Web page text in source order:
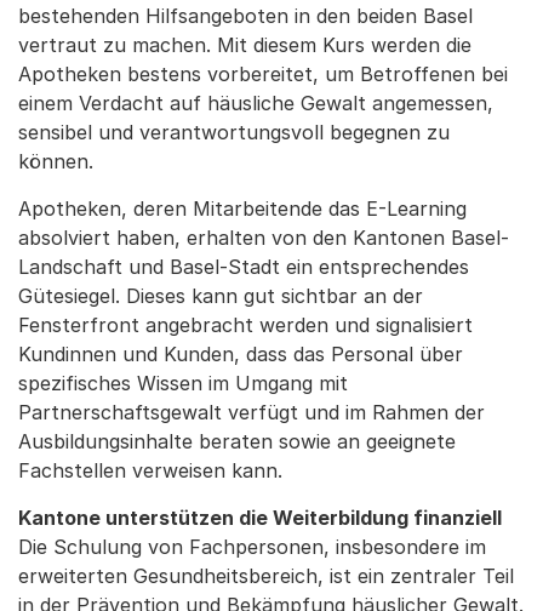
bestehenden Hilfsangeboten in den beiden Basel
vertraut zu machen. Mit diesem Kurs werden die
Apotheken bestens vorbereitet, um Betroffenen bei
einem Verdacht auf häusliche Gewalt angemessen,
sensibel und verantwortungsvoll begegnen zu
können.
Apotheken, deren Mitarbeitende das E-Learning
absolviert haben, erhalten von den Kantonen Basel-
Landschaft und Basel-Stadt ein entsprechendes
Gütesiegel. Dieses kann gut sichtbar an der
Fensterfront angebracht werden und signalisiert
Kundinnen und Kunden, dass das Personal über
spezifisches Wissen im Umgang mit
Partnerschaftsgewalt verfügt und im Rahmen der
Ausbildungsinhalte beraten sowie an geeignete
Fachstellen verweisen kann.
Kantone unterstützen die Weiterbildung finanziell
Die Schulung von Fachpersonen, insbesondere im
erweiterten Gesundheitsbereich, ist ein zentraler Teil
in der Prävention und Bekämpfung häuslicher Gewalt.